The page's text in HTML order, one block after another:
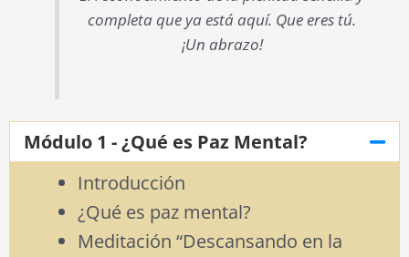
completa que ya está aquí. Que eres tú.
¡Un abrazo!
Módulo 1 - ¿Qué es Paz Mental?
Introducción
¿Qué es paz mental?
Meditación “Descansando en la